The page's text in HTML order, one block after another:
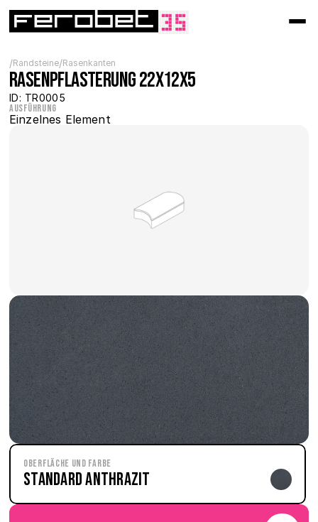
/Randsteine/Rasenkanten
Rasenpflasterung 22x12x5
ID: TR0005
Ausführung
Einzelnes Element
Oberfläche und Farbe
Standard Anthrazit